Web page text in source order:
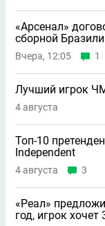
«Арсенал»
сборной
Вчера, 12:05 1
Лучший игрок
4 августа
Топ-10
Independent
4 августа 3
«Реал»
год, игрок хочет